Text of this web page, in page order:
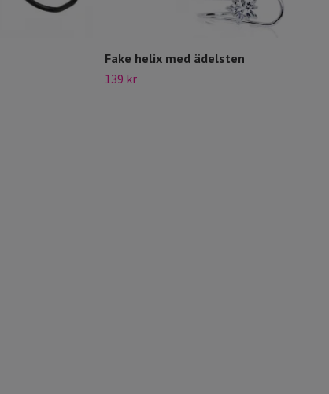
Fake helix med ädelsten
139 kr